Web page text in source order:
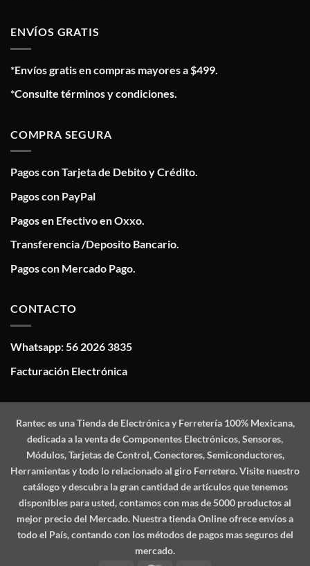
ENVÍOS GRATIS
*Envíos gratis en compras mayores a $499.
*Consulte términos y condiciones.
COMPRA SEGURA
Pagos con Tarjeta de Debito y Crédito.
Pagos con PayPal
Pagos en Efectivo en Oxxo.
Transferencia /Deposito Bancario.
Pagos con Mercado Pago.
CONTACTO
Whatsapp: 56 2026 3835
Facturación Electrónica
Ranteces una Tienda de Electrónica y Ferretería 100% Mexicana,
dedicada a la venta de Componentes Electrónicos, Sensores,
Módulos, Tarjetas de Control, Conectores, Semiconductores,
Herramientas y todo lo relacionado al giro Ferretero. Visite nuestro
catálogo y descubra la gran cantidad de artículos que tenemos
disponibles para usted, contamos con mas de 5000 productos al
mejor precio del Mercado. Nuestra tienda Online ofrece envíos a
todo el País, contando con los métodos de pagos mas seguros del
mercado.